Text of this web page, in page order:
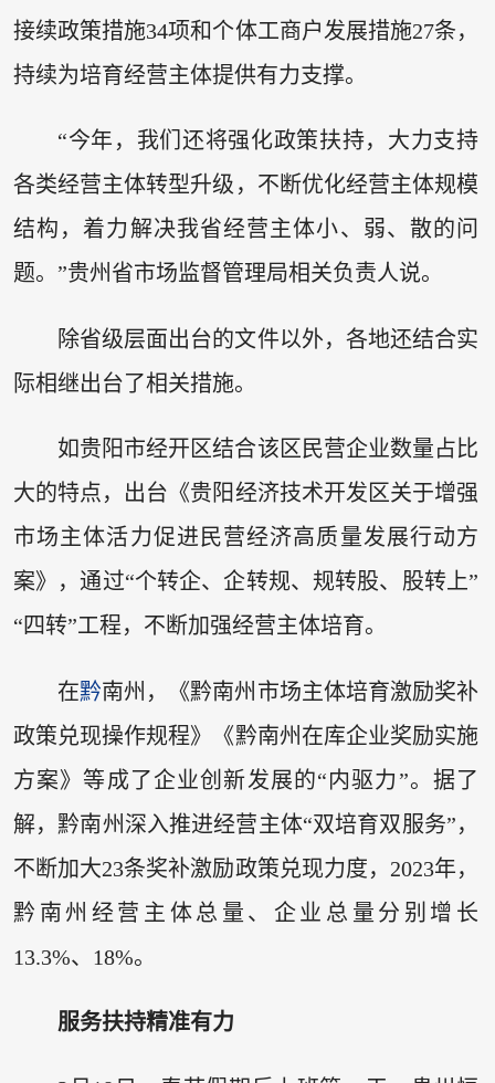
接续政策措施34项和个体工商户发展措施27条，
持续为培育经营主体提供有力支撑。
“今年，我们还将强化政策扶持，大力支持
各类经营主体转型升级，不断优化经营主体规模
结构，着力解决我省经营主体小、弱、散的问
题。”贵州省市场监督管理局相关负责人说。
除省级层面出台的文件以外，各地还结合实
际相继出台了相关措施。
如贵阳市经开区结合该区民营企业数量占比
大的特点，出台《贵阳经济技术开发区关于增强
市场主体活力促进民营经济高质量发展行动方
案》，通过“个转企、企转规、规转股、股转上”
“四转”工程，不断加强经营主体培育。
在黔南州，《黔南州市场主体培育激励奖补
政策兑现操作规程》《黔南州在库企业奖励实施
方案》等成了企业创新发展的“内驱力”。据了
解，黔南州深入推进经营主体“双培育双服务”，
不断加大23条奖补激励政策兑现力度，2023年，
黔南州经营主体总量、企业总量分别增长
13.3%、18%。
服务扶持精准有力